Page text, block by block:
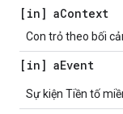
[in] aContext
Con trỏ theo bối
[in] aEvent
Sự kiện Tiền tố